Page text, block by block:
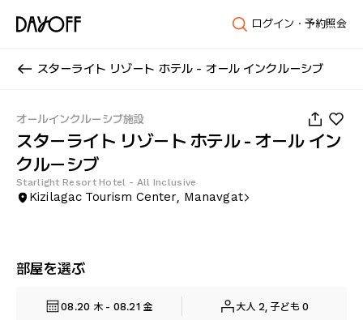
ログイン・予約照会
スターライト リゾート ホテル - オール インクルーシブ
オールインクルーシブ施設
スターライト リゾート ホテル - オール イン
クルーシブ
Starlight Resort Hotel - All Inclusive
Kizilagac Tourism Center, Manavgat
部屋を選ぶ
08.20 木 - 08.21 金 大人 2, 子ども 0